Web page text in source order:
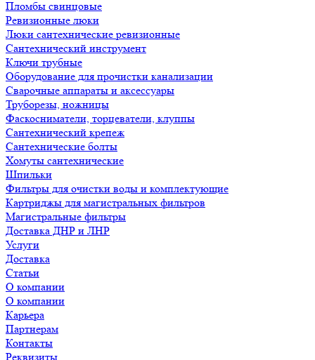
Пломбы свинцовые
Ревизионные люки
Люки сантехнические ревизионные
Сантехнический инструмент
Ключи трубные
Оборудование для прочистки канализации
Сварочные аппараты и аксессуары
Труборезы, ножницы
Фаскосниматели, торцеватели, клуппы
Сантехнический крепеж
Сантехнические болты
Хомуты сантехнические
Шпильки
Фильтры для очистки воды и комплектующие
Картриджы для магистральных фильтров
Магистральные фильтры
Доставка ДНР и ЛНР
Услуги
Доставка
Статьи
О компании
О компании
Карьера
Партнерам
Контакты
Реквизиты